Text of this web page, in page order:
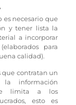
es necesario que
y tener lista la
a incorporar
para
calidad).
que contratan un
la información
limita a los
esto es